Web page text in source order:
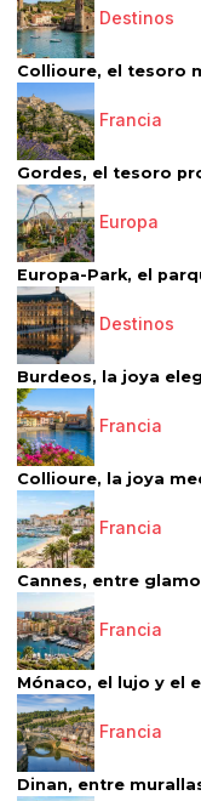
Destinos
Collioure, el tesoro
Francia
Gordes, el tesoro
Europa
Europa-Park, el
Destinos
Burdeos, la joya
Francia
Collioure, la joya
Francia
Cannes, entre
Francia
Mónaco, el lujo y el
Francia
Dinan, entre